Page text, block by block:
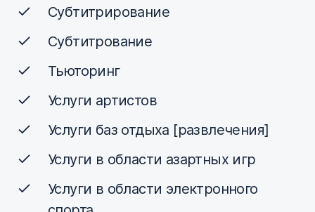
Субтитрирование
Субтитрование
Тьюторинг
Услуги артистов
Услуги баз отдыха [развлечения]
Услуги в области азартных игр
Услуги в области электронного